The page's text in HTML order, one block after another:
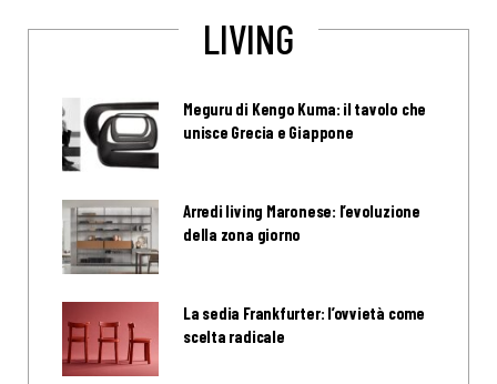
LIVING
Meguru di Kengo Kuma: il tavolo che
unisce Grecia e Giappone
Arredi living Maronese: l’evoluzione
della zona giorno
La sedia Frankfurter: l’ovvietà come
scelta radicale